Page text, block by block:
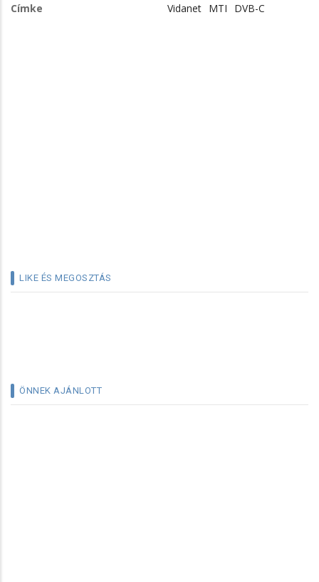
Címke Vidanet MTI DVB-C
LIKE ÉS MEGOSZTÁS
ÖNNEK AJÁNLOTT